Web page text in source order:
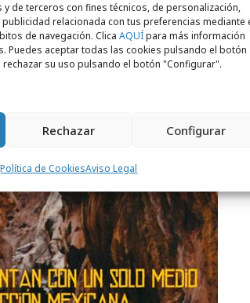
de terceros con fines técnicos, de personalización,
relacionada con tus preferencias mediante
de navegación. Clica AQUÍpara más información
Puedes aceptar todas las cookies pulsando el botón
su uso pulsando el botón "Configurar".
Rechazar Configurar
Política de CookiesAviso Legal
AB INBEV/Corona (Estados